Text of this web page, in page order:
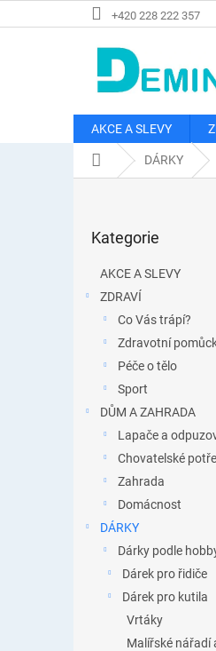
na
+420 228 222 357
AKCE A SLEVY
Domů DÁRKY
kategorie
Kategorie
AKCE A SLEVY
ZDRAVÍ
Co Vás trápí?
Zdravotní
Péče o tělo
Sport
DŮM A ZAHRADA
Lapače a
Chovatelské
Zahrada
Domácnost
DÁRKY
Dárky podle
Dárek pro řidiče
Dárek pro kutila
Vrtáky
Malířské nářadí